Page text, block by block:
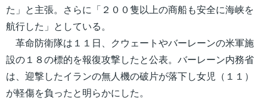
た」と主張。さらに「２００隻以上の商船も安全に海峡を
航行した」としている。
革命防衛隊は１１日、クウェートやバーレーンの米軍施
設の１８の標的を報復攻撃したと公表。バーレーン内務省
は、迎撃したイランの無人機の破片が落下し女児（１１）
が軽傷を負ったと明らかにした。